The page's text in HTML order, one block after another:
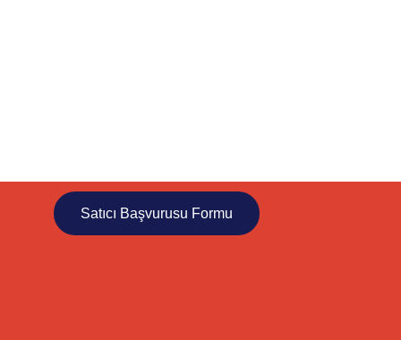
Satıcı Başvurusu Formu